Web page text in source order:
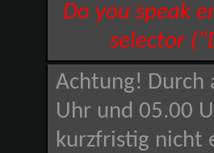
Do you speak
selector
Achtung! Durch
Uhr und 05.00
kurzfristig nicht